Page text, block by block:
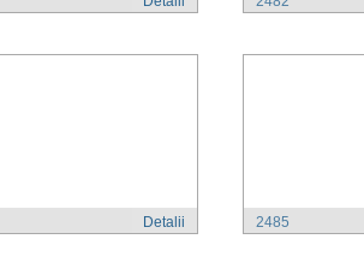
Detalii 2485